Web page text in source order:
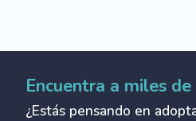
Encuentra a miles
¿Estás pensando en